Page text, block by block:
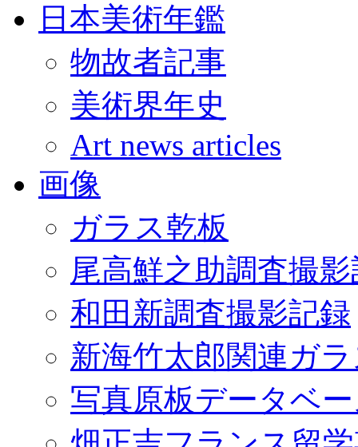
日本美術年鑑
物故者記事
美術界年史
Art news articles
画像
ガラス乾板
尾高鮮之助調査撮
和田新調査撮影記録
新海竹太郎関連ガ
写真原板データベ